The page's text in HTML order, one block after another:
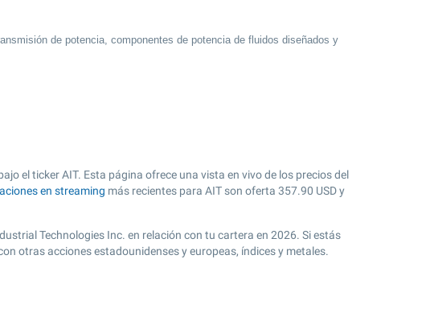
de potencia, componentes de potencia de fluidos diseñados y
el ticker AIT. Esta página ofrece una vista en vivo de los precios del
en streaming más recientes para AIT son oferta 357.90 USD y
Technologies Inc. en relación con tu cartera en 2026. Si estás
otras acciones estadounidenses y europeas, índices y metales.